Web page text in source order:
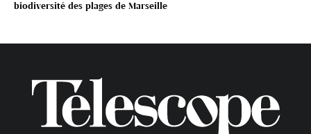
biodiversité des plages de Marseille